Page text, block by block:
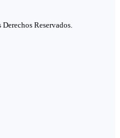
Reservados.